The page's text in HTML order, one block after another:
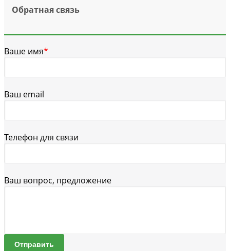
Обратная связь
Ваше имя*
Ваш email
Телефон для связи
Ваш вопрос, предложение
Отправить